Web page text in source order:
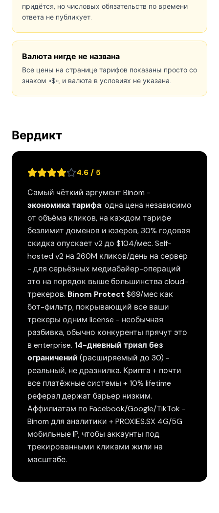
придётся, но числовых обязательств по времени
ответа не публикует.
Валюта нигде не названа
Все цены на странице тарифов показаны просто со
знаком «$», и валюта в условиях не указана.
Вердикт
4.6 / 5
Самый чёткий аргумент Binom -
экономика тарифа: одна цена независимо
от объёма кликов, на каждом тарифе
безлимит доменов и юзеров, 30% годовая
скидка опускает v2 до $104/мес. Self-
hosted v2 на 260M кликов/день на сервер
- для серьёзных медиабайер-операций
это на порядок выше большинства cloud-
трекеров. Binom Protect $69/мес как
бот-фильтр, покрывающий все ваши
трекеры одним license - необычная
разбивка, обычно конкуренты прячут это
в enterprise. 14-дневный триал без
ограничений (расширяемый до 30) -
реальный, не дразнилка. Крипта + почти
все платёжные системы + 10% lifetime
реферал держат барьер низким.
Аффилиатам по Facebook/Google/TikTok -
Binom для аналитики + PROXIES.SX 4G/5G
мобильные IP, чтобы аккаунты под
трекированными кликами жили на
масштабе.